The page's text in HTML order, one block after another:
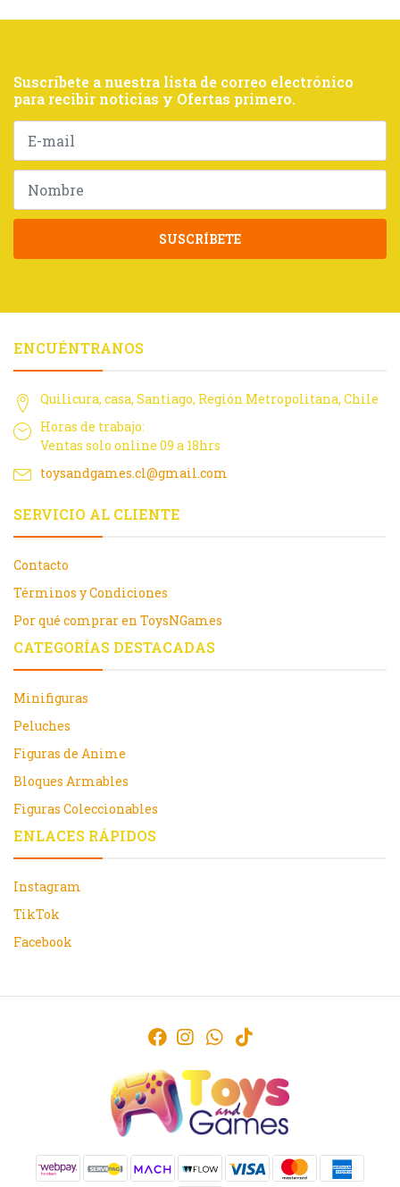
Suscríbete a nuestra lista de correo electrónico
para recibir noticias y Ofertas primero.
SUSCRÍBETE
ENCUÉNTRANOS
Quilicura, casa, Santiago, Región Metropolitana, Chile
Horas de trabajo:
Ventas solo online 09 a 18hrs
toysandgames.cl@gmail.com
SERVICIO AL CLIENTE
Contacto
Términos y Condiciones
Por qué comprar en ToysNGames
CATEGORÍAS DESTACADAS
Minifiguras
Peluches
Figuras de Anime
Bloques Armables
Figuras Coleccionables
ENLACES RÁPIDOS
Instagram
TikTok
Facebook